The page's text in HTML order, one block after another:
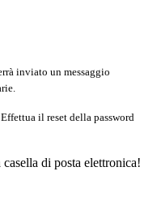
inviato un messaggio
il reset della password
di posta elettronica!